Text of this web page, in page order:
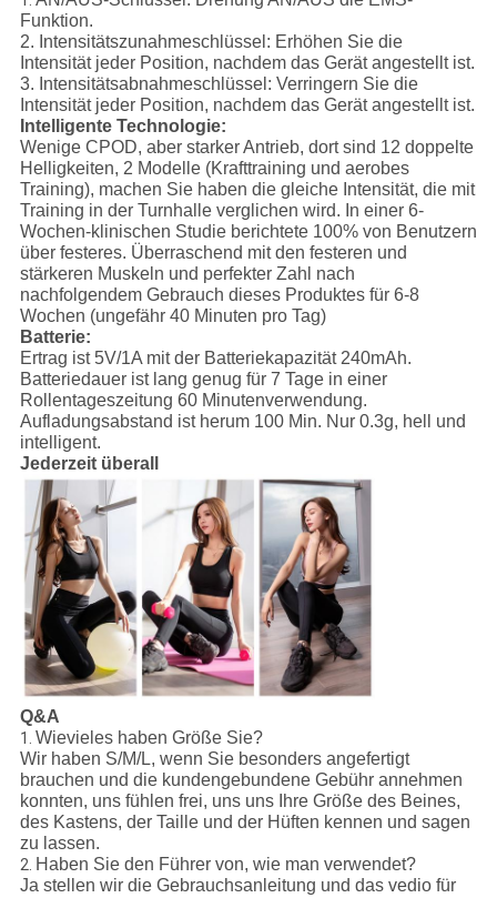
Funktion.
2. Intensitätszunahmeschlüssel: Erhöhen Sie die
Intensität jeder Position, nachdem das Gerät angestellt ist.
3. Intensitätsabnahmeschlüssel: Verringern Sie die
Intensität jeder Position, nachdem das Gerät angestellt ist.
Intelligente Technologie:
Wenige CPOD, aber starker Antrieb, dort sind 12 doppelte
Helligkeiten, 2 Modelle (Krafttraining und aerobes
Training), machen Sie haben die gleiche Intensität, die mit
Training in der Turnhalle verglichen wird. In einer 6-
Wochen-klinischen Studie berichtete 100% von Benutzern
über festeres. Überraschend mit den festeren und
stärkeren Muskeln und perfekter Zahl nach
nachfolgendem Gebrauch dieses Produktes für 6-8
Wochen (ungefähr 40 Minuten pro Tag)
Batterie:
Ertrag ist 5V/1A mit der Batteriekapazität 240mAh.
Batteriedauer ist lang genug für 7 Tage in einer
Rollentageszeitung 60 Minutenverwendung.
Aufladungsabstand ist herum 100 Min. Nur 0.3g, hell und
intelligent.
Jederzeit überall
Q&A
1. Wievieles haben Größe Sie?
Wir haben S/M/L, wenn Sie besonders angefertigt
brauchen und die kundengebundene Gebühr annehmen
konnten, uns fühlen frei, uns uns Ihre Größe des Beines,
des Kastens, der Taille und der Hüften kennen und sagen
zu lassen.
2. Haben Sie den Führer von, wie man verwendet?
Ja stellen wir die Gebrauchsanleitung und das vedio für